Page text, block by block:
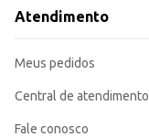
Atendimento
Meus pedidos
Central de atendimento
Fale conosco